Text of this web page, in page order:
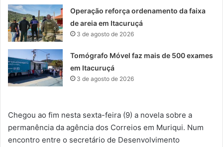
Operação reforça ordenamento da faixa
de areia em Itacuruçá
3 de agosto de 2026
Tomógrafo Móvel faz mais de 500 exames
em Itacuruçá
3 de agosto de 2026
Chegou ao fim nesta sexta-feira (9) a novela sobre a
permanência da agência dos Correios em Muriqui. Num
encontro entre o secretário de Desenvolvimento